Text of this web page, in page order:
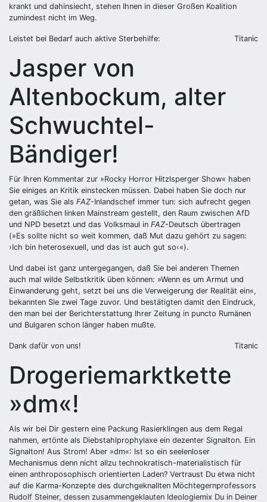
krankt und dahinsiecht, stehen Ihnen in dieser Großen Koalition
zumindest nicht im Weg.
Leistet bei Bedarf auch aktive Sterbehilfe: Titanic
Jasper von
Altenbockum, alter
Schwuchtel-
Bändiger!
Für Ihren Kommentar zur »Rocky Horror Hitzlsperger Show« haben
Sie einiges an Kritik einstecken müssen. Dabei haben Sie doch nur
getan, was Sie als FAZ-Inlandschef immer tun: sich aufrecht gegen
den gräßlichen linken Mainstream gestellt, den Raum zwischen AfD
und NPD besetzt und das Volksmaul in FAZ-Deutsch übertragen
(»Es sollte nicht so weit kommen, daß Mut dazu gehört zu sagen:
›Ich bin heterosexuell, und das ist auch gut so‹«).
Und dabei ist ganz untergegangen, daß Sie bei anderen Themen
auch mal wilde Selbstkritik üben können: »Wenn es um Armut und
Einwanderung geht, setzt bei uns die Verweigerung der Realität ein«,
bekannten Sie zwei Tage zuvor. Und bestätigten damit den Eindruck,
den man bei der Berichterstattung Ihrer Zeitung in puncto Rumänen
und Bulgaren schon länger haben mußte.
Dank dafür von uns! Titanic
Drogeriemarktkette
»dm«!
Als wir bei Dir gestern eine Packung Rasierklingen aus dem Regal
nahmen, ertönte als Diebstahlprophylaxe ein dezenter Signalton. Ein
Signalton! Aus Strom! Aber »dm«: Ist so ein seelenloser
Mechanismus denn nicht allzu technokratisch-materialistisch für
einen anthroposophisch orientierten Laden? Vertraust Du etwa nicht
auf die Karma-Konzepte des durchgeknallten Möchtegernprofessors
Rudolf Steiner, dessen zusammengeklauten Ideologiemix Du in Deiner